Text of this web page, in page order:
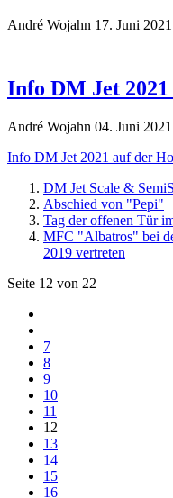
André Wojahn 17. Juni 2021
Info DM Jet
André Wojahn 04. Juni 2021
Info DM Jet 2021 auf der
DM Jet Scale &
Abschied von "Pepi"
Tag der offenen Tür
MFC "Albatros" bei
2019 vertreten
Seite 12 von 22
7
8
9
10
11
12
13
14
15
16